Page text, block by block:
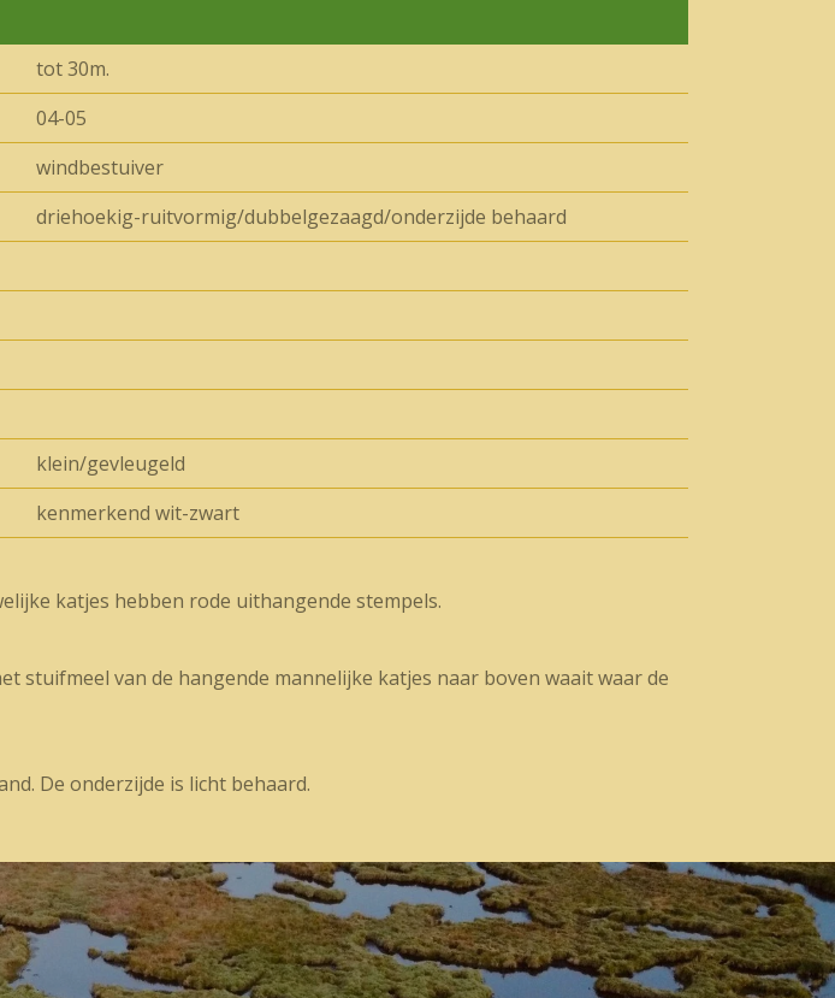
tot 30m.
04-05
windbestuiver
driehoekig-ruitvormig/dubbelgezaagd/onderzijde behaard
klein/gevleugeld
kenmerkend wit-zwart
katjes hebben rode uithangende stempels.
stuifmeel van de hangende mannelijke katjes naar boven waait waar de
De onderzijde is licht behaard.